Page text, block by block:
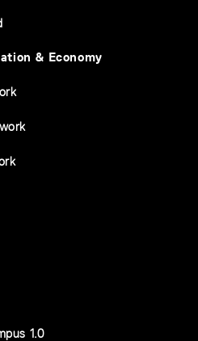
& Economy
1.0